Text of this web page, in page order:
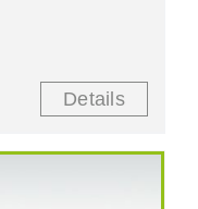
Details